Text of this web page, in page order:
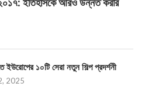
১০টি সেরা নতুন শিল্প প্রদর্শনী
2025